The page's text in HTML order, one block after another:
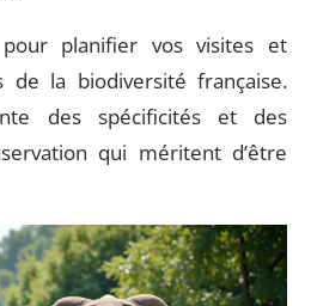
planifier vos visites et
de la biodiversité française.
des spécificités et des
qui méritent d’être